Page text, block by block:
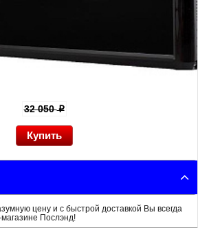
32 050p
цену и с быстрой доставкой Вы всегда
Послэнд!